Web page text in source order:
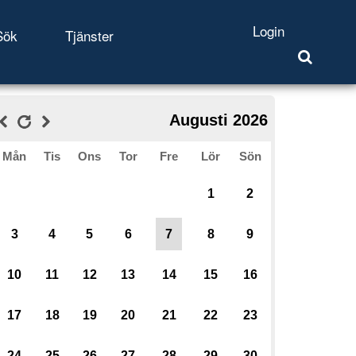
Tjänster Login
Augusti 2026
Mån Tis Ons Tor Fre Lör Sön
1 2
3 4 5 6 7 8 9
10 11 12 13 14 15 16
17 18 19 20 21 22 23